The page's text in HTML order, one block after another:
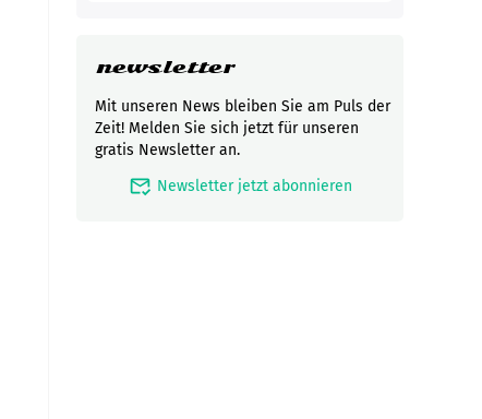
newsletter
Mit unseren News bleiben Sie am Puls der
Zeit! Melden Sie sich jetzt für unseren
gratis Newsletter an.
mark_email_read Newsletter jetzt abonnieren